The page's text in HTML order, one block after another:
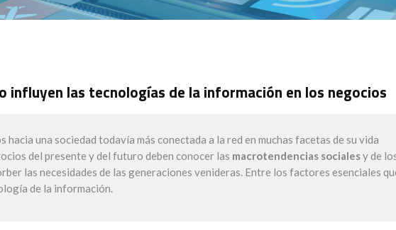
influyen las tecnologías de la información en los negocios
hacia una sociedad todavía más conectada a la red en muchas facetas de su vida
del presente y del futuro deben conocer las macrotendencias socialesy de
las necesidades de las generaciones venideras. Entre los factores esenciales
de la información.